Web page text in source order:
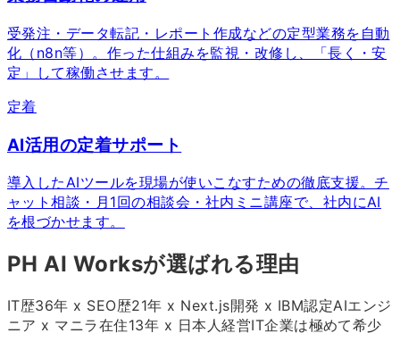
受発注・データ転記・レポート作成などの定型業務を自動
化（n8n等）。作った仕組みを監視・改修し、「長く・安
定」して稼働させます。
定着
AI活用の定着サポート
導入したAIツールを現場が使いこなすための徹底支援。チ
ャット相談・月1回の相談会・社内ミニ講座で、社内にAI
を根づかせます。
PH AI Worksが選ばれる理由
IT歴36年 x SEO歴21年 x Next.js開発 x IBM認定AIエンジ
ニア x マニラ在住13年 x 日本人経営IT企業は極めて希少